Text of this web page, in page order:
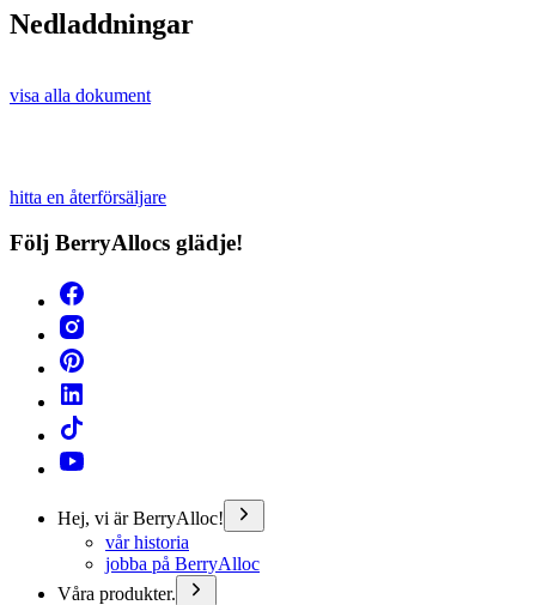
Nedladdningar
visa alla dokument
hitta en återförsäljare
Följ BerryAllocs glädje!
Hej, vi är BerryAlloc!
vår historia
jobba på BerryAlloc
Våra produkter.